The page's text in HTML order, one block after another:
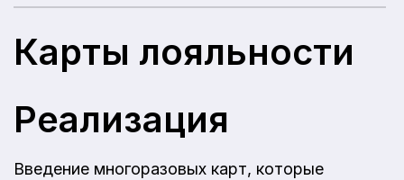
Карты лояльности
Реализация
Введение многоразовых карт, которые